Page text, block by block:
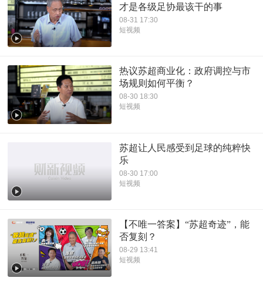
才是各级足协最该干的事
08-31 17:30
短视频
热议苏超商业化：政府调控与市
场规则如何平衡？
08-30 18:30
短视频
苏超让人民感受到足球的纯粹快
乐
08-30 17:00
短视频
【不唯一答案】“苏超奇迹”，能
否复刻？
08-29 13:41
短视频